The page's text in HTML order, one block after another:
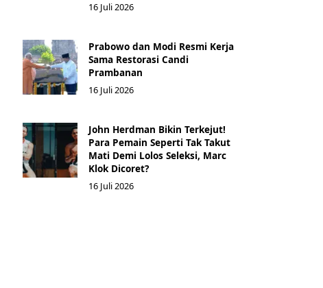
16 Juli 2026
Prabowo dan Modi Resmi Kerja
Sama Restorasi Candi
Prambanan
16 Juli 2026
John Herdman Bikin Terkejut!
Para Pemain Seperti Tak Takut
Mati Demi Lolos Seleksi, Marc
Klok Dicoret?
16 Juli 2026